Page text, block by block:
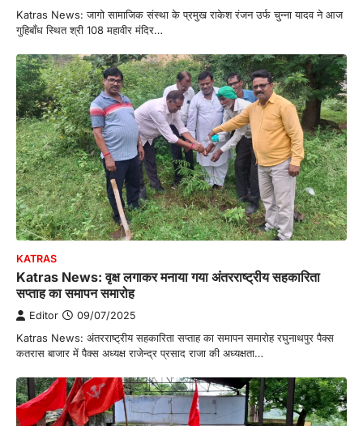
Katras News: जागो सामाजिक संस्था के प्रमुख राकेश रंजन उर्फ चुन्ना यादव ने आज
गुहिबाँध स्थित श्री 108 महावीर मंदिर…
KATRAS
Katras News: वृक्ष लगाकर मनाया गया अंतरराष्ट्रीय सहकारिता
सप्ताह का समापन समारोह
Editor 09/07/2025
Katras News: अंतरराष्ट्रीय सहकारिता सप्ताह का समापन समारोह रघुनाथपुर पैक्स
कतरास बाजार में पैक्स अध्यक्ष राजेन्द्र प्रसाद राजा की अध्यक्षता…